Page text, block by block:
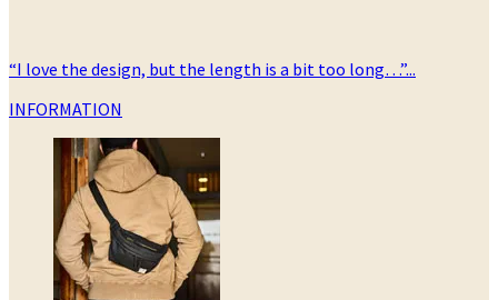
“I love the design, but the length is a bit too long…”...
カ
INFORMATION